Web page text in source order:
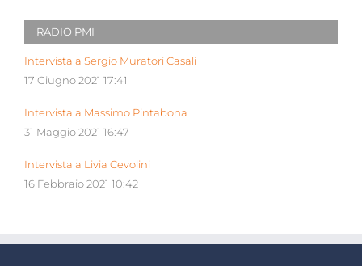
RADIO PMI
Intervista a Sergio Muratori Casali
17 Giugno 2021 17:41
Intervista a Massimo Pintabona
31 Maggio 2021 16:47
Intervista a Livia Cevolini
16 Febbraio 2021 10:42